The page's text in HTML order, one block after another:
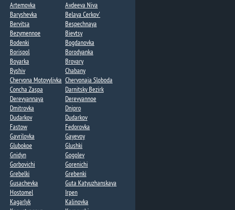
Artemovka
Avdeeva Niva
Baryshevka
Belaya Cerkov'
Bervitsa
Bespechnaya
Bezymennoe​
Bievtsy
Bodenki​
Bogdanovka​​
Borispol
Borodyanka
Boyarka
Brovary
Byshiv
Chabany
Chervona Motovylivka Chervonaja Sloboda
Concha Zaspa​
Darnitsky Bezirk
Derevyannaya​
Derevyannoe
Dmitrovka
Dnipro
Dudarkov
Dudarkov​​
Fastow
Fedorovka​
Gavrilovka​
Gayevoy​
Glubokoe
Glushki
Gnidyn
Gogolev​
Gorbovichi
Gorenichi​
Grebelki​
Grebenki
Gusachevka​
Guta Katyuzhanskaya​
Hostomel
Irpen
Kagarlyk
Kalinovka